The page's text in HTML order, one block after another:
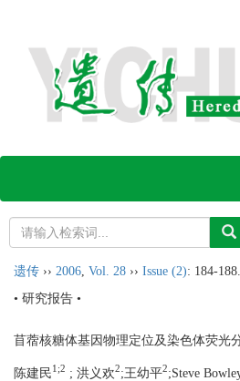
遗传 ›› 2006 Vol. 28 ›› Issue (2): 184-188.
• 研究报告 •
苜蓿核糖体基因物理定位及染色体荧光
陈建民1;2 ; 洪义欢2;王幼平2;Steve